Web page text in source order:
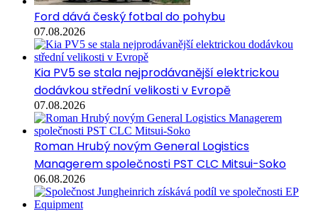
Ford dává český fotbal do pohybu
07.08.2026
Kia PV5 se stala nejprodávanější elektrickou
dodávkou střední velikosti v Evropě
07.08.2026
Roman Hrubý novým General Logistics
Managerem společnosti PST CLC Mitsui-Soko
06.08.2026